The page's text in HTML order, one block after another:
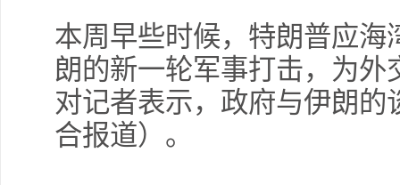
本周早些时候，特朗普应
朗的新一轮军事打击，为
对记者表示，政府与伊朗的
合报道）。